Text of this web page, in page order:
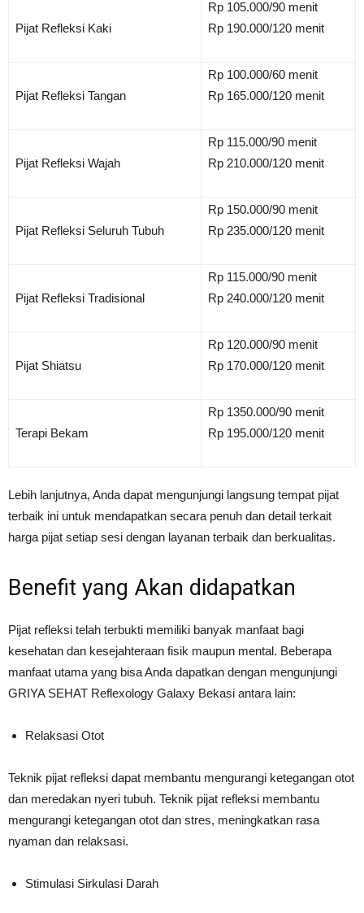
Pijat Refleksi Kaki
Rp 105.000/90 menit
Rp 190.000/120 menit
Pijat Refleksi Tangan
Rp 100.000/60 menit
Rp 165.000/120 menit
Pijat Refleksi Wajah
Rp 115.000/90 menit
Rp 210.000/120 menit
Pijat Refleksi Seluruh Tubuh
Rp 150.000/90 menit
Rp 235.000/120 menit
Pijat Refleksi Tradisional
Rp 115.000/90 menit
Rp 240.000/120 menit
Pijat Shiatsu
Rp 120.000/90 menit
Rp 170.000/120 menit
Terapi Bekam
Rp 1350.000/90 menit
Rp 195.000/120 menit
Lebih lanjutnya, Anda dapat mengunjungi langsung tempat pijat
terbaik ini untuk mendapatkan secara penuh dan detail terkait
harga pijat setiap sesi dengan layanan terbaik dan berkualitas.
Benefit yang Akan didapatkan
Pijat refleksi telah terbukti memiliki banyak manfaat bagi
kesehatan dan kesejahteraan fisik maupun mental. Beberapa
manfaat utama yang bisa Anda dapatkan dengan mengunjungi
GRIYA SEHAT Reflexology Galaxy Bekasi antara lain:
Relaksasi Otot
Teknik pijat refleksi dapat membantu mengurangi ketegangan otot
dan meredakan nyeri tubuh. Teknik pijat refleksi membantu
mengurangi ketegangan otot dan stres, meningkatkan rasa
nyaman dan relaksasi.
Stimulasi Sirkulasi Darah